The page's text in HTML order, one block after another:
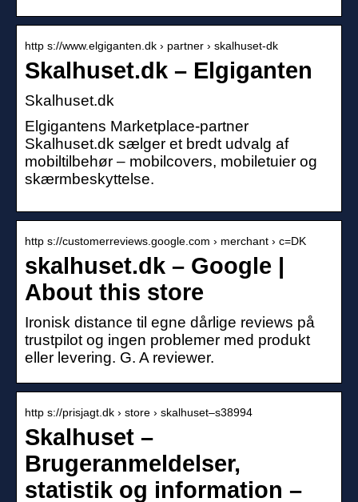
http s://www.elgiganten.dk › partner › skalhuset-dk
Skalhuset.dk – Elgiganten
Skalhuset.dk
Elgigantens Marketplace-partner
Skalhuset.dk sælger et bredt udvalg af
mobiltilbehør – mobilcovers, mobiletuier og
skærmbeskyttelse.
http s://customerreviews.google.com › merchant › c=DK
skalhuset.dk – Google |
About this store
Ironisk distance til egne dårlige reviews på
trustpilot og ingen problemer med produkt
eller levering. G. A reviewer.
http s://prisjagt.dk › store › skalhuset–s38994
Skalhuset –
Brugeranmeldelser,
statistik og information –